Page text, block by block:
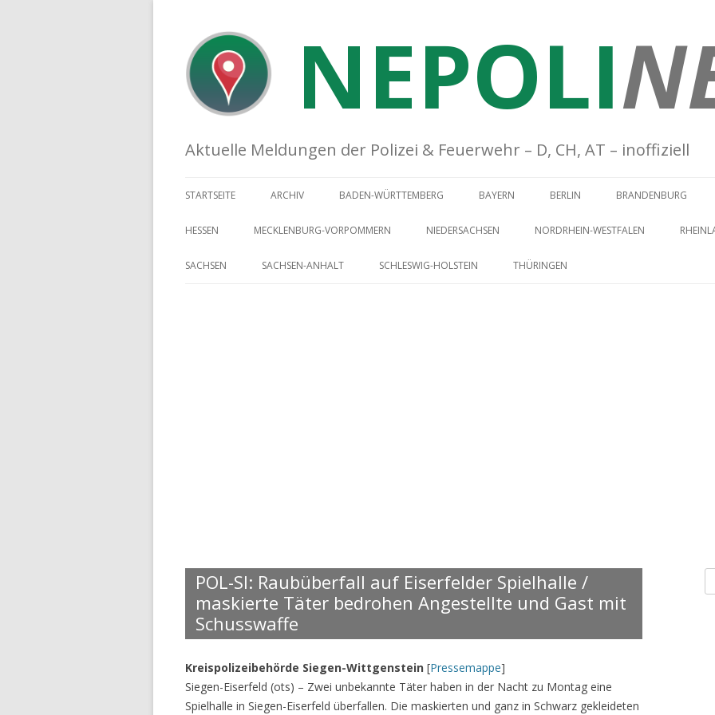
NEPOLI
Aktuelle Meldungen der Polizei & Feuerwehr – D, CH, AT – inoffiziell
STARTSEITE ARCHIV BADEN-WÜRTTEMBERG BAYERN BERLIN BRANDENBURG
HESSEN MECKLENBURG-VORPOMMERN NIEDERSACHSEN NORDRHEIN-WESTFALEN
SACHSEN SACHSEN-ANHALT SCHLESWIG-HOLSTEIN THÜRINGEN
POL-SI: Raubüberfall auf Eiserfelder Spielhalle /
maskierte Täter bedrohen Angestellte und Gast mit
Schusswaffe
Kreispolizeibehörde Siegen-Wittgenstein [Pressemappe]
Siegen-Eiserfeld (ots) – Zwei unbekannte Täter haben in der Nacht zu Montag eine
Spielhalle in Siegen-Eiserfeld überfallen. Die maskierten und ganz in Schwarz gekleideten